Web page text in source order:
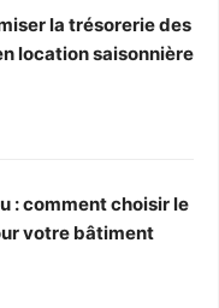
la trésorerie des
location saisonnière
: comment choisir le
votre bâtiment